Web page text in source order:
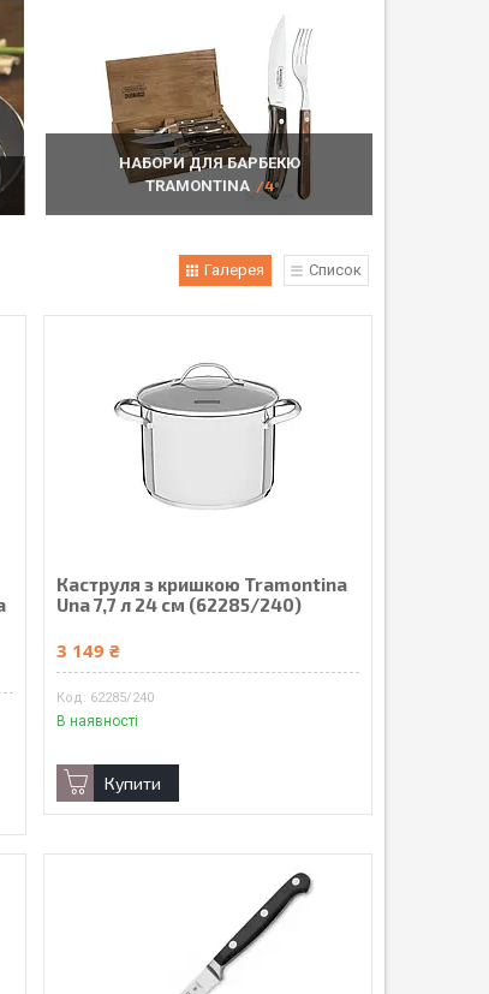
НАБОРИ ДЛЯ БАРБЕКЮ
TRAMONTINA
4
Галерея Список
Каструля з кришкою Tramontina
Una 7,7 л 24 см (62285/240)
3 149 ₴
62285/240
В наявності
Купити